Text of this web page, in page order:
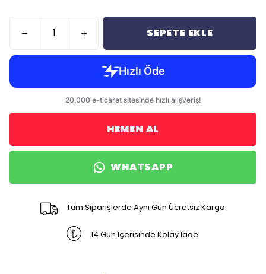
SEPETE EKLE
HEMEN AL
WHATSAPP
Tüm Siparişlerde Aynı Gün Ücretsiz Kargo
14 Gün İçerisinde Kolay İade